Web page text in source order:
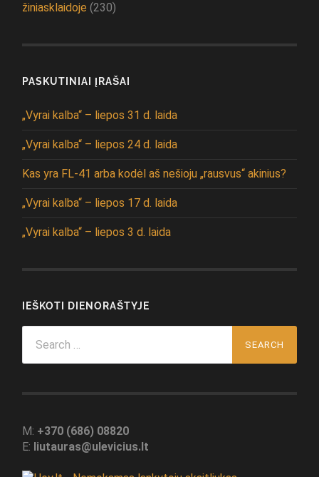
žiniasklaidoje (230)
PASKUTINIAI ĮRAŠAI
„Vyrai kalba“ – liepos 31 d. laida
„Vyrai kalba“ – liepos 24 d. laida
Kas yra FL-41 arba kodėl aš nešioju „rausvus“ akinius?
„Vyrai kalba“ – liepos 17 d. laida
„Vyrai kalba“ – liepos 3 d. laida
IEŠKOTI DIENORAŠTYJE
for:
M: +370 (686) 08820
E: liutauras@ulevicius.lt